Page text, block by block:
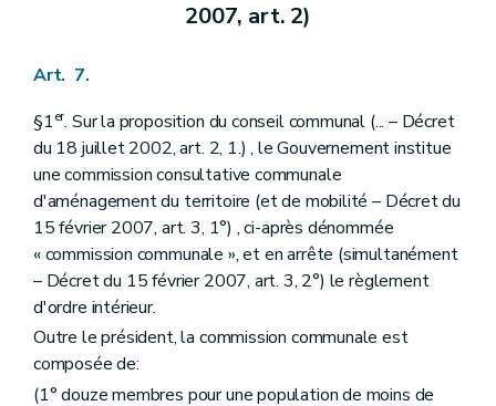
Art. 207
Art. 208
Art. 210
Chapitre II
Des mesures de prévention et de restauration
Section première Des dispositions générales
Art. 211
Section 2 De la prévention
Sous-section première De la fiche d'état sanitaire
Art. 212
Sous-section 2 De l'étude préalable
Art. 213
Sous-section 3
Art. 214
Section 3 De la restauration
Art. 215
Art. 216
2007, art. 2)
Art. 7.
§1er. Sur la proposition du conseil communal (... – Décret
du 18 juillet 2002, art. 2, 1.) , le Gouvernement institue
une commission consultative communale
d'aménagement du territoire (et de mobilité – Décret du
15 février 2007, art. 3, 1°) , ci-après dénommée
« commission communale », et en arrête (simultanément
– Décret du 15 février 2007, art. 3, 2°) le règlement
d'ordre intérieur.
Outre le président, la commission communale est
composée de:
(1° douze membres pour une population de moins de